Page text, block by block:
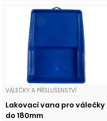
VÁLEČKY A PŘÍSLUŠENSTVÍ
Lakovací vana pro válečky
do 180mm